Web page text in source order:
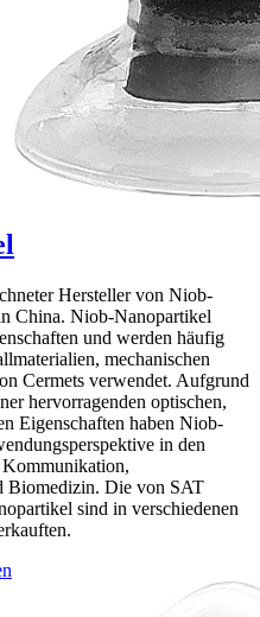
Hersteller von Niob-
China. Niob-Nanopartikel
und werden häufig
mechanischen
Cermets verwendet. Aufgrund
hervorragenden optischen,
Eigenschaften haben Niob-
in den
Biomedizin. Die von SAT
sind in verschiedenen